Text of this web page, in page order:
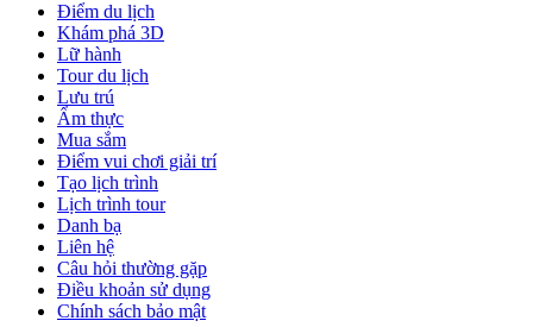
Điểm du lịch
Khám phá 3D
Lữ hành
Tour du lịch
Lưu trú
Ẩm thực
Mua sắm
Điểm vui chơi giải trí
Tạo lịch trình
Lịch trình tour
Danh bạ
Liên hệ
Câu hỏi thường gặp
Điều khoản sử dụng
Chính sách bảo mật